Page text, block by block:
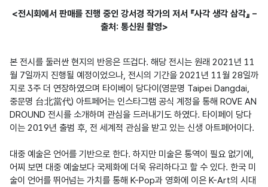
<전시회에서 판매를 진행 중인 강서경 작가의 저서 『사각 생각 삼각』 –
출처: 통신원 촬영>
본 전시를 둘러싼 현지의 반응은 뜨겁다. 해당 전시는 원래 2021년 11
월 7일까지 진행될 예정이었으나, 전시의 기간을 2021년 11월 28일까
지로 3주 더 연장하였으며 타이베이 당다이(영문명 Taipei Dangdai,
중문명 台北當代) 아트페어는 인스타그램 공식 계정을 통해 ROVE AN
DROUND 전시를 소개하며 관심을 드러내기도 하였다. 타이페이 당다
이는 2019년 출범 후, 전 세계적 관심을 받고 있는 신생 아트페어이다.
대중 예술은 언어를 기반으로 한다. 하지만 미술은 통역이 필요 없기에,
어찌 보면 대중 예술보다 국제화에 더욱 유리하다고 할 수 있다. 한국 미
술이 언어를 뛰어넘는 가치를 통해 K-Pop과 영화에 이은 K-Art의 시대